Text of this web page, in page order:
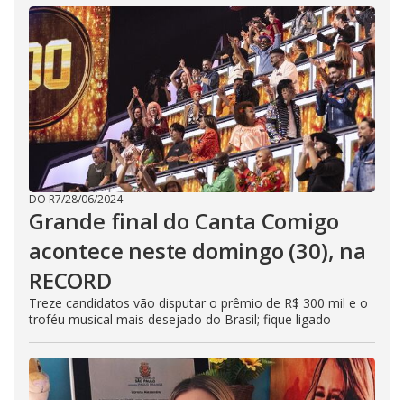
DO R7/28/06/2024
Grande final do Canta Comigo
acontece neste domingo (30), na
RECORD
Treze candidatos vão disputar o prêmio de R$ 300 mil e o
troféu musical mais desejado do Brasil; fique ligado